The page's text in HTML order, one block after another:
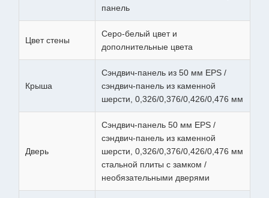
панель
Цвет стены
Серо-белый цвет и
дополнительные цвета
Крыша
Сэндвич-панель из 50 мм EPS /
сэндвич-панель из каменной
шерсти, 0,326/0,376/0,426/0,476 мм
Дверь
Сэндвич-панель 50 мм EPS /
сэндвич-панель из каменной
шерсти, 0,326/0,376/0,426/0,476 мм
стальной плиты с замком /
необязательными дверями